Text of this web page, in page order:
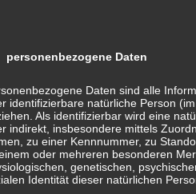
seiner Unterstützer!
bereit erklärt haben, unseren
Dank für Ihr Engagement!
ist es dem Förderverein
und außergewöhnliche
Daten
Daten sind alle
identifizierbare natürliche Person
Als identifizierbar wird eine
indirekt, insbesondere mittels
zu einer Kennnummer, zu
oder mehreren besonderen
genetischen,
Identität dieser natürlichen